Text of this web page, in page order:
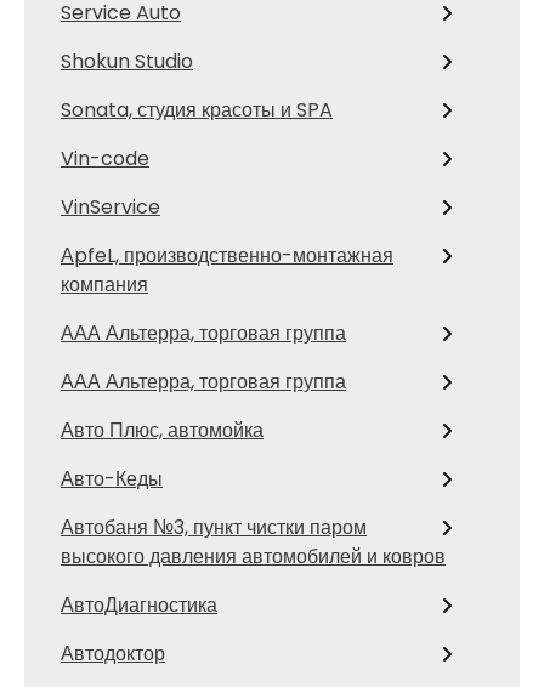
Service Auto
Shokun Studio
Sonata, студия красоты и SPA
Vin-code
VinService
АpfeL, производственно-монтажная
компания
ААА Альтерра, торговая группа
ААА Альтерра, торговая группа
Авто Плюс, автомойка
Авто-Кеды
Автобаня №3, пункт чистки паром
высокого давления автомобилей и ковров
АвтоДиагностика
Автодоктор